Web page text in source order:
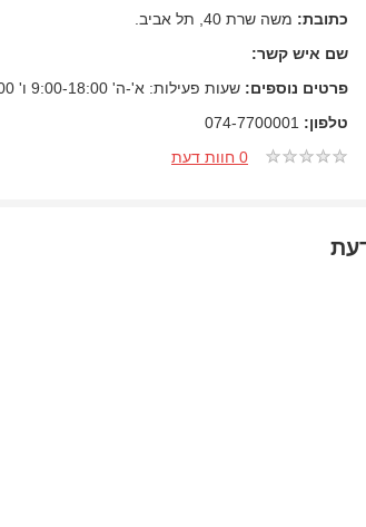
כתובת: משה שרת 40, תל אביב.
שם איש קשר:
פרטים נוספים: שעות פעילות: א'-ה' 9:00-18:00 ו' 9:00-14:00
טלפון:
0 חוות דעת